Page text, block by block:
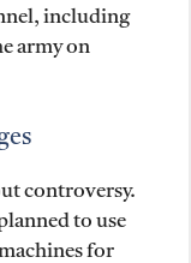
including
army on
controversy.
to use
for